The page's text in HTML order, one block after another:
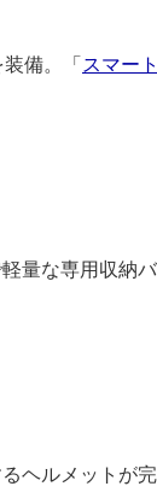
備。「 スマー
量な専用収納バ
ヘルメットが完